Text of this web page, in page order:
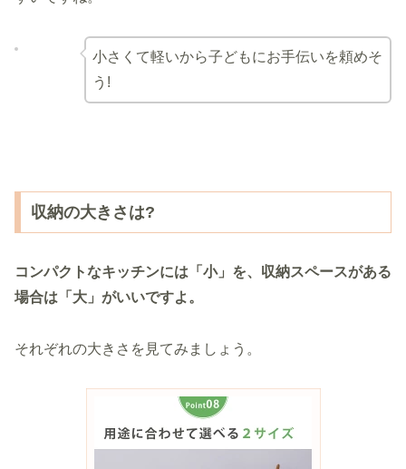
小さくて軽いから子どもにお手伝いを頼めそ
う!
収納の大きさは?
コンパクトなキッチンには「小」を、収納スペースがある
場合は「大」がいいですよ。
それぞれの大きさを見てみましょう。